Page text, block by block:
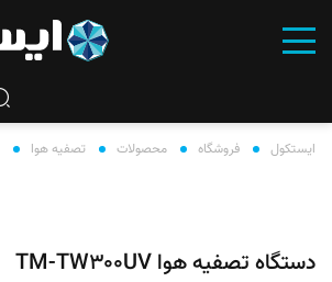
ایستکول فروشگاه محصولات تصفیه هوا
دستگاه تصفیه هوا TM-TW۳۰۰UV